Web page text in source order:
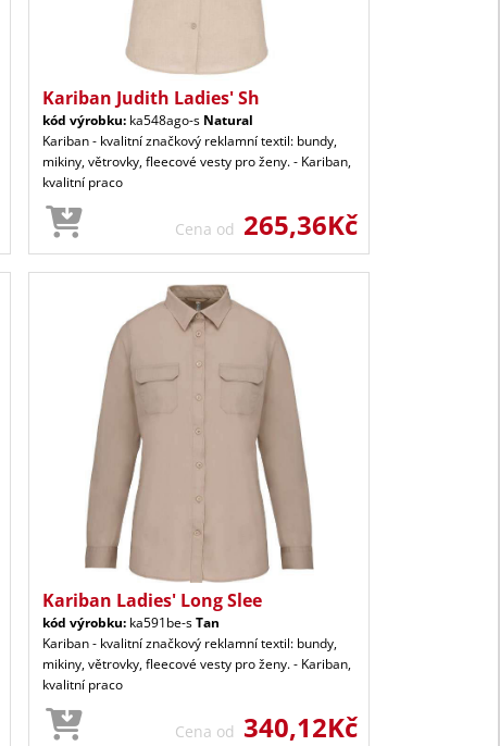
Kariban Judith Ladies' Sh
kód výrobku: ka548ago-s Natural
Kariban - kvalitní značkový reklamní textil: bundy,
mikiny, větrovky, fleecové vesty pro ženy. - Kariban,
kvalitní praco
Cena od 265,36Kč
Kariban Ladies' Long Slee
kód výrobku: ka591be-sTan
Kariban - kvalitní značkový reklamní textil: bundy,
mikiny, větrovky, fleecové vesty pro ženy. - Kariban,
kvalitní praco
Cena od 340,12Kč